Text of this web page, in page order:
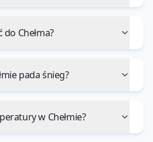
Chełma?
pada śnieg?
w Chełmie?